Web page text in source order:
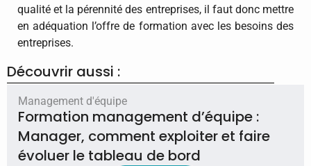
Découvrir aussi :
Management d'équipe
Formation management d’équipe :
Manager, comment exploiter et faire
évoluer le tableau de bord
qualité et la pérennité des entreprises, il faut donc mettre
en adéquation l’offre de formation avec les besoins des
entreprises.